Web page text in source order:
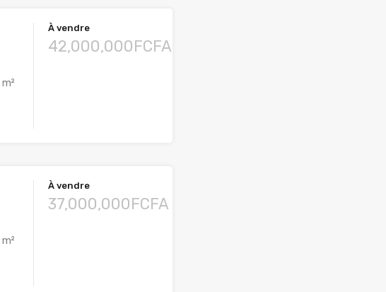
m²
À vendre
42,000,000FCFA
m²
À vendre
37,000,000FCFA